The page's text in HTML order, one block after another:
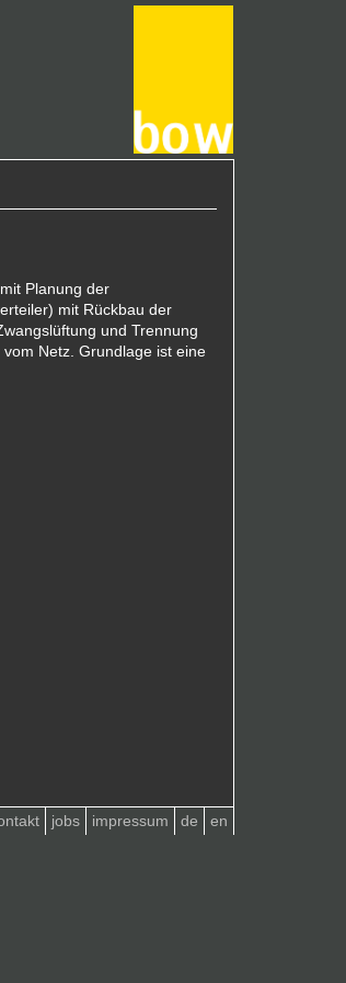
Planung der
mit Rückbau der
und Trennung
Netz. Grundlage ist eine
jobs impressum de en